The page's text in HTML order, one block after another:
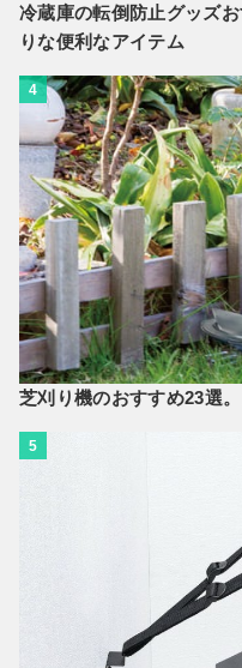
冷蔵庫の転倒防止グッズ
りな便利なアイテム
4
芝刈り機のおすすめ23選
5